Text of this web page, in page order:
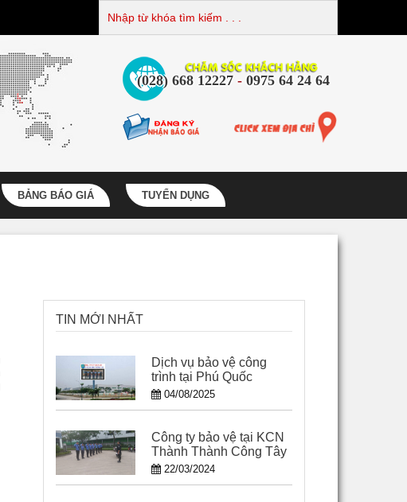
(028) 668 12227 - 0975 64 24 64
BẢNG BÁO GIÁ TUYỂN DỤNG
TIN MỚI NHẤT
Dịch vụ bảo vệ công
trình tại Phú Quốc
04/08/2025
Công ty bảo vệ tại KCN
Thành Thành Công Tây
Ninh22/03/2024